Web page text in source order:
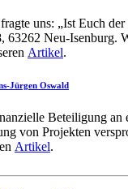
uns: „Ist Euch
63262 Neu-Isenburg.
Artikel.
Jürgen Oswald
Beteiligung an
von Projekten
Artikel.